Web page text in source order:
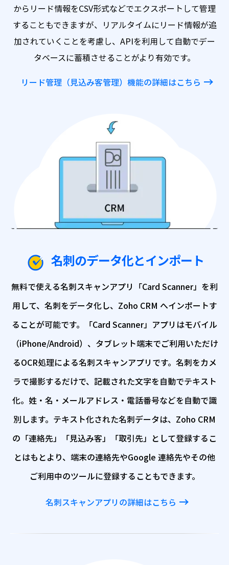
からリード情報をCSV形式などでエクスポートして管理
することもできますが、リアルタイムにリード情報が追
加されていくことを考慮し、APIを利用して自動でデー
タベースに蓄積させることがより有効です。
リード管理（見込み客管理）機能の詳細はこちら
名刺のデータ化とインポート
無料で使える名刺スキャンアプリ「Card Scanner」を利
用して、 名刺をデータ化し、Zoho CRM へインポートす
ることが可能です。
「Card Scanner」アプリはモバイル
（iPhone/Android）、 タブレット端末でご利用いただけ
るOCR処理による名刺スキャンアプリです。 名刺をカメ
ラで撮影するだけで、記載された文字を自動でテキスト
化。 姓・名・メールアドレス・電話番号などを自動で識
別します。 テキスト化された名刺データは、Zoho CRM
の「連絡先」「見込み客」
「取引先」として登録するこ
とはもとより、端末の連絡先やGoogle 連絡先やその他
ご利用中のツールに登録することもできます。
名刺スキャンアプリの詳細はこちら